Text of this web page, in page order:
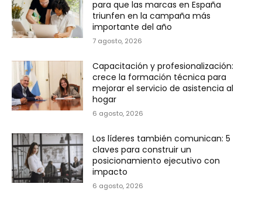
para que las marcas en España
triunfen en la campaña más
importante del año
7 agosto, 2026
Capacitación y profesionalización:
crece la formación técnica para
mejorar el servicio de asistencia al
hogar
6 agosto, 2026
Los líderes también comunican: 5
claves para construir un
posicionamiento ejecutivo con
impacto
6 agosto, 2026